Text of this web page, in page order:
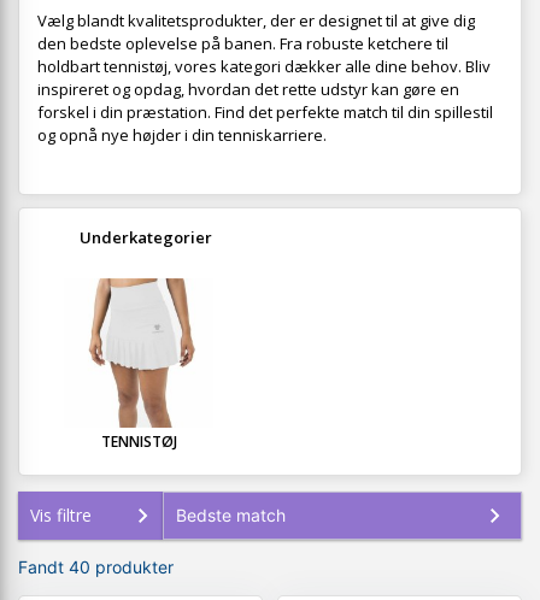
Vælg blandt kvalitetsprodukter, der er designet til at give dig
den bedste oplevelse på banen. Fra robuste ketchere til
holdbart tennistøj, vores kategori dækker alle dine behov. Bliv
inspireret og opdag, hvordan det rette udstyr kan gøre en
forskel i din præstation. Find det perfekte match til din spillestil
og opnå nye højder i din tenniskarriere.
Underkategorier
TENNISTØJ
Vis filtre
Fandt 40 produkter